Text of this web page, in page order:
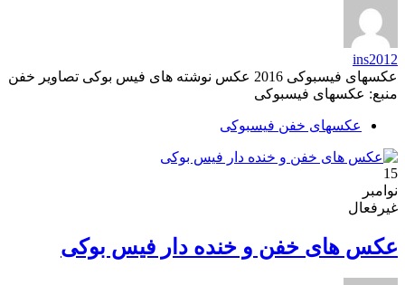
ins2012
عکسهای فیسبوکی 2016 عکس نوشته های فیس بوکی تصاویر خفن
منبع: عکسهای فیسبوکی
عکسهای خفن فیسبوکی
15
نوامبر
غیرفعال
عکس های خفن و خنده دار فیس بوکی